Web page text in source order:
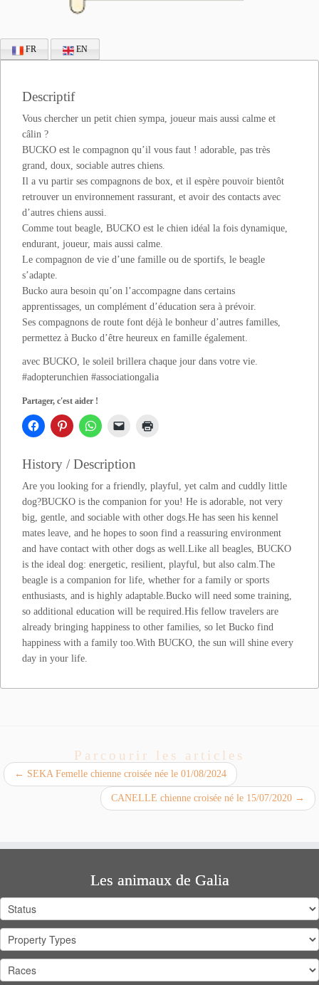
FR EN
Descriptif
Vous chercher un petit chien sympa, joueur mais aussi calme et
câlin ?
BUCKO est le compagnon qu’il vous faut ! adorable, pas très
grand, doux, sociable autres chiens.
Il a vu partir ses compagnons de box, et il espère pouvoir bientôt
retrouver un environnement rassurant, et avoir des contacts avec
d’autres chiens aussi.
Comme tout beagle, BUCKO est le chien idéal la fois dynamique,
endurant, joueur, mais aussi calme.
Le compagnon de vie d’une famille ou de sportifs, le beagle
s’adapte.
Bucko aura besoin qu’on l’accompagne dans certains
apprentissages, un complément d’éducation sera à prévoir.
Ses compagnons de route font déjà le bonheur d’autres familles,
permettez à Bucko d’être heureux en famille également.
avec BUCKO, le soleil brillera chaque jour dans votre vie.
#adopterunchien #associationgalia
Partager, c'est aider !
History / Description
Are you looking for a friendly, playful, yet calm and cuddly little
dog?BUCKO is the companion for you! He is adorable, not very
big, gentle, and sociable with other dogs.He has seen his kennel
mates leave, and he hopes to soon find a reassuring environment
and have contact with other dogs as well.Like all beagles, BUCKO
is the ideal dog: energetic, resilient, playful, but also calm.The
beagle is a companion for life, whether for a family or sports
enthusiasts, and is highly adaptable.Bucko will need some training,
so additional education will be required.His fellow travelers are
already bringing happiness to other families, so let Bucko find
happiness with a family too.With BUCKO, the sun will shine every
day in your life.
Parcourir les articles
← SEKA Femelle chienne croisée née le 01/08/2024
CANELLE chienne croisée né le 15/07/2020 →
Les animaux de Galia